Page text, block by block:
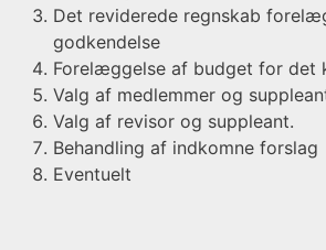
Det reviderede regnskab
godkendelse
Forelæggelse af budget for det
Valg af medlemmer og
Valg af revisor og suppleant.
Behandling af indkomne forslag
Eventuelt